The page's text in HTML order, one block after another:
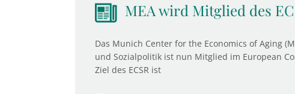
MEA wird Mitglied des
Das Munich Center for the Economics of Aging
und Sozialpolitik ist nun Mitglied im European
Ziel des ECSR ist